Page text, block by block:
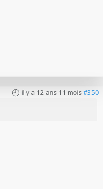
il y a 12 ans 11 mois #350